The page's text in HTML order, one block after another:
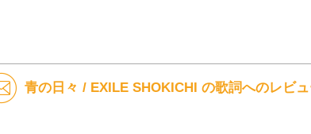
青の日々 / EXILE SHOKICHI の歌詞へのレビ